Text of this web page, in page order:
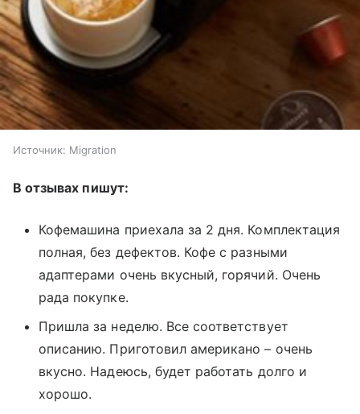
Источник: Migration
В отзывах пишут:
Кофемашина приехала за 2 дня. Комплектация
полная, без дефектов. Кофе с разными
адаптерами очень вкусный, горячий. Очень
рада покупке.
Пришла за неделю. Все соответствует
описанию. Приготовил американо – очень
вкусно. Надеюсь, будет работать долго и
хорошо.